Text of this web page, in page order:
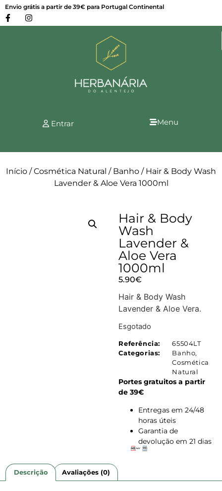
Envio grátis a partir de 39€ para Portugal Continental
Entrar Menu
Início /Cosmética Natural / Banho / Hair & Body Wash
Lavender & Aloe Vera 1000ml
Hair & Body
Wash
Lavender &
Aloe Vera
1000ml
5.90€
Hair & Body Wash
Lavender & Aloe Vera.
Esgotado
Referência:
65504LT
Categorias:
Banho,
Cosmética
Natural
Portes gratuitos a partir
de 39€
Entregas em 24/48
horas úteis
Garantia de
devolução em 21 dias
Descrição Avaliações (0)